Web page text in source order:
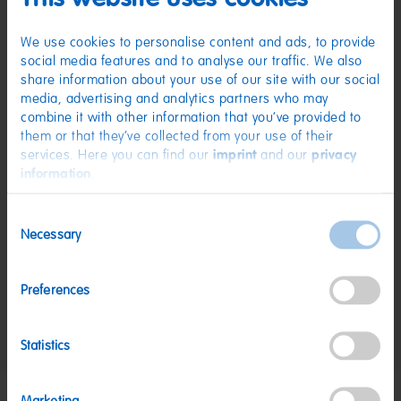
We use cookies to personalise content and ads, to provide
social media features and to analyse our traffic. We also
share information about your use of our site with our social
media, advertising and analytics partners who may
combine it with other information that you’ve provided to
them or that they’ve collected from your use of their
services. Here you can find our imprintand our privacy
information
Selection
Necessary
Preferences
Statistics
Feuchthaltemittel: Sorbitsirup; Gelatine; Frucht- und Pflanzenkonzentrate:
Nährwerte
Nährwerte pro 100 g
Energie: 1414 kJ/333 kcal
Fett: 0,5 g
davon gesättigte Fettsäuren:
davon Zucker:
Salz:
Hersteller:
Haribo Belgie/Belgique BVBA/SPRL, Duffelsesteenweg 233,
B-2550 Kontich